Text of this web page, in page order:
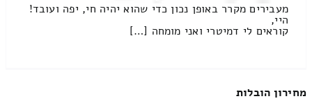
מעבירים מקרר באופן נכון כדי שהוא יהיה חי, יפה ועובד!
היי,
קוראים לי דמיטרי ואני מומחה […]
מחירון הובלות